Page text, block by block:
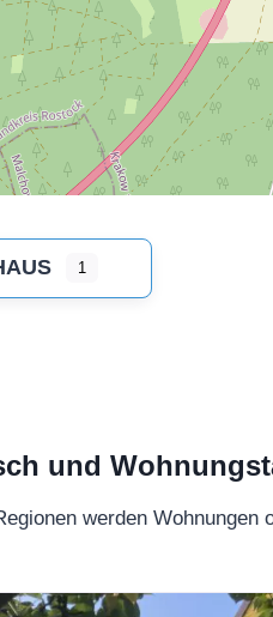
1
und
werden